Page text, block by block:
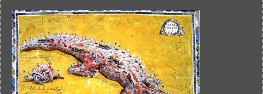
Afbeelding